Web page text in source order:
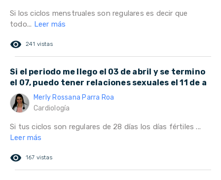
Si los ciclos menstruales son regulares es decir que
todo... Leer más
remove_red_eye 241 vistas
Si el periodo me llego el 03 de abril y se termino
el 07, puedo tener relaciones sexuales el 11 de a
Merly Rossana Parra Roa
Cardiología
Si tus ciclos son regulares de 28 días los días fértiles ...
Leer más
remove_red_eye 167 vistas